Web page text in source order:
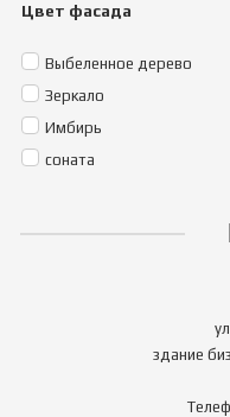
Цвет фасада
Выбеленное дерево
Зеркало
Имбирь
соната
здание